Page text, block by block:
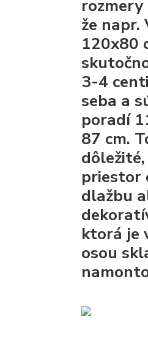
rozmery
že napr.
120x80
3-4
seba a
poradí
87 cm.
priestor
dlažbu
ktorá je
osou